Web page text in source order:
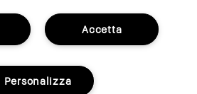
I TUOI PRODOTTI
Accetta
Personalizza